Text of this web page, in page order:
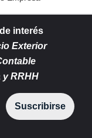
interés
Exterior
y RRHH
Suscribirse